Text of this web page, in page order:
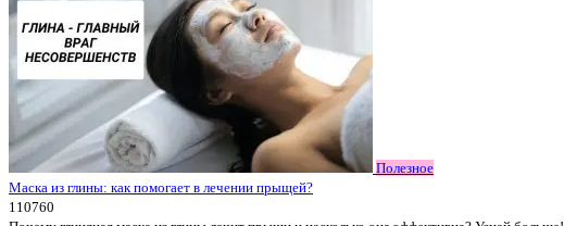
Полезное
Маска из глины: как помогает в лечении прыщей?
110760